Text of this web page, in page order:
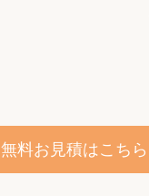
無料お見積はこちら